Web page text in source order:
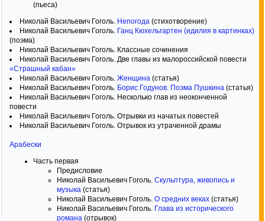
(пьеса)
Николай Васильевич Гоголь. Непогода (стихотворение)
Николай Васильевич Гоголь. Ганц Кюхельгартен (идилия в картинках)
(поэма)
Николай Васильевич Гоголь. Классные сочинения
Николай Васильевич Гоголь. Две главы из малороссийской повести
«Страшный кабан»
Николай Васильевич Гоголь. Женщина (статья)
Николай Васильевич Гоголь. Борис Годунов. Поэма Пушкина (статья)
Николай Васильевич Гоголь. Несколько глав из неоконченной
повести
Николай Васильевич Гоголь. Отрывки из начатых повестей
Николай Васильевич Гоголь. Отрывок из утраченной драмы
Арабески
Часть первая
Предисловие
Николай Васильевич Гоголь. Скульптура, живопись и
музыка (статья)
Николай Васильевич Гоголь. О средних веках (статья)
Николай Васильевич Гоголь. Глава из исторического
романа (отрывок)